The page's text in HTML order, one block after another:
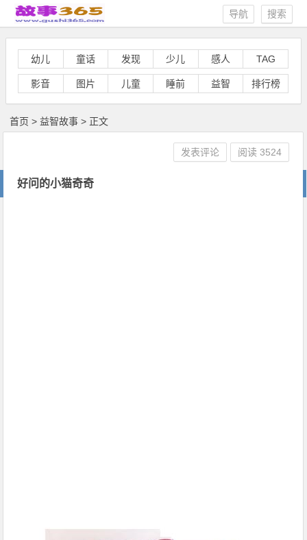
搜索
导航
幼儿 童话 发现 少儿 感人 TAG
影音 图片 儿童 睡前 益智 排行榜
首页 > 益智故事 > 正文
好问的小猫奇奇
发表评论 阅读3524